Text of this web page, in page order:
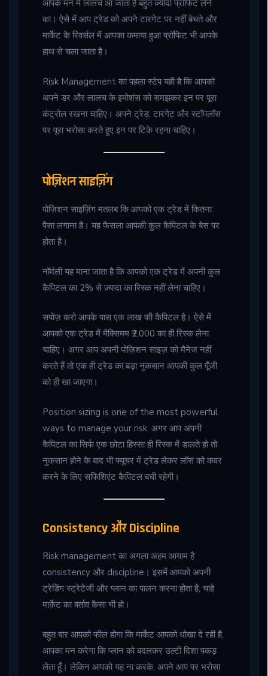
आपके मन में लालच आ जाता है बहुत ज़्यादा प्रॉफिट लेने
का। ऐसे में आप ट्रेड को अपने टारगेट पर नहीं बेचते और
मार्केट के रिवर्सल में आपका कमाया हुआ प्रॉफिट भी आपके
हाथ से चला जाता है।
Risk Management का पहला स्टेप यही है कि आपको
अपने डर और लालच के इमोशंस को समझकर इन पर पूरा
कंट्रोल रखना चाहिए। अपने ट्रेड, टारगेट और स्टॉपलॉस
पर पूरा भरोसा करते हुए इन पर टिके रहना चाहिए।
पोज़िशन साइज़िंग
पोज़िशन साइज़िंग मतलब कि आपको एक ट्रेड में कितना
पैसा लगाना है। यह फैसला आपकी कुल कैपिटल के बेस पर
होता है।
नॉर्मली यह माना जाता है कि आपको एक ट्रेड में अपनी कुल
कैपिटल का 2% से ज़्यादा का रिस्क नहीं लेना चाहिए।
सपोज़ करो आपके पास एक लाख की कैपिटल है। ऐसे में
आपको एक ट्रेड में मैक्सिमम ₹2,000 का ही रिस्क लेना
चाहिए। अगर आप अपनी पोज़िशन साइज़ को मैनेज नहीं
करते हैं तो एक ही ट्रेड का बड़ा नुकसान आपकी कुल पूँजी
को ही खा जाएगा।
Position sizing is one of the most powerful
ways to manage your risk. अगर आप अपनी
कैपिटल का सिर्फ एक छोटा हिस्सा ही रिस्क में डालते हो तो
नुकसान होने के बाद भी फ्यूचर में ट्रेड लेकर लॉस को कवर
करने के लिए सफिशिएंट कैपिटल बची रहेगी।
Consistency और Discipline
Risk management का अगला अहम आयाम है
consistency और discipline। इसमें आपको अपनी
ट्रेडिंग स्ट्रेटेजी और प्लान का पालन करना होता है, चाहे
मार्केट का बर्ताव कैसा भी हो।
बहुत बार आपको फील होगा कि मार्केट आपको धोखा दे रही है,
आपका मन करेगा कि प्लान को बदलकर उल्टी दिशा पकड़
लेता हूँ। लेकिन आपको यह ना करके, अपने आप पर भरोसा